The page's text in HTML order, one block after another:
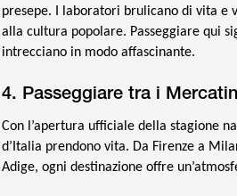
presepe. I laboratori brulicano di vita e
alla cultura popolare. Passeggiare qui
intrecciano in modo affascinante.
4. Passeggiare tra i
Con l’apertura ufficiale della stagione
d’Italia prendono vita. Da Firenze a
Adige, ogni destinazione offre